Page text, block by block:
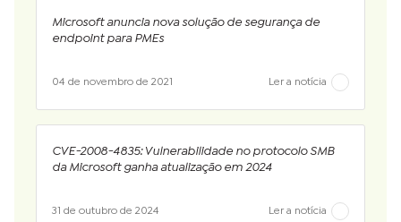
Microsoft anuncia nova solução de segurança de
endpoint para PMEs
04 de novembro de 2021 Ler a notícia
CVE-2008-4835: Vulnerabilidade no protocolo SMB
da Microsoft ganha atualização em 2024
31 de outubro de 2024 Ler a notícia